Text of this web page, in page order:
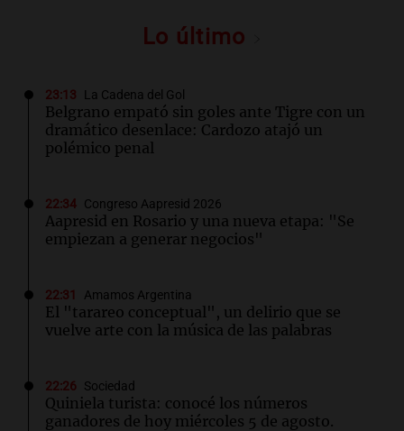
Lo último
23:13 La Cadena del Gol
Belgrano empató sin goles ante Tigre con un
dramático desenlace: Cardozo atajó un
polémico penal
22:34 Congreso Aapresid 2026
Aapresid en Rosario y una nueva etapa: "Se
empiezan a generar negocios"
22:31 Amamos Argentina
El "tarareo conceptual", un delirio que se
vuelve arte con la música de las palabras
22:26 Sociedad
Quiniela turista: conocé los números
ganadores de hoy miércoles 5 de agosto.